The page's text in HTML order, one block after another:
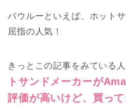
バウルーといえば、ホット
屈指の人気！
きっとこの記事をみている
トサンドメーカーが
評価が高いけど、買っ